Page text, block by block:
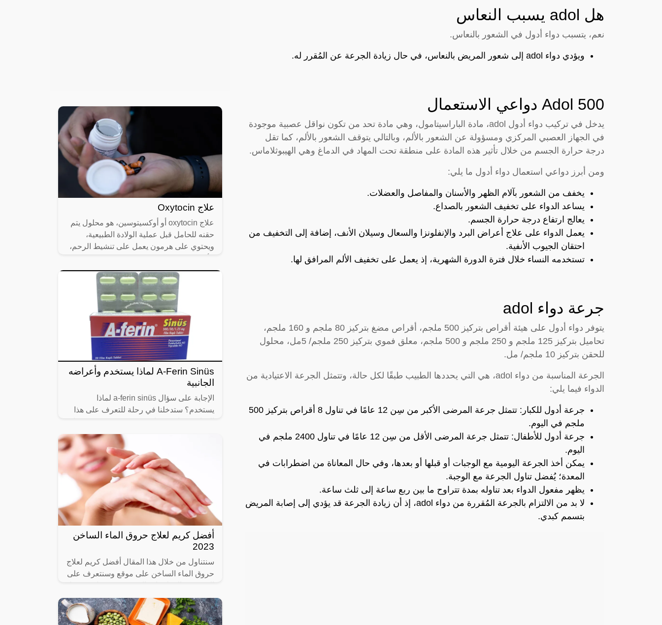
هل adol يسبب النعاس
نعم، يتسبب دواء أدول في الشعور بالنعاس.
ويؤدي دواء adol إلى شعور المريض بالنعاس، في حال زيادة الجرعة عن المُقرر له.
Adol 500 دواعي الاستعمال
يدخل في تركيب دواء أدول adol، مادة الباراسيتامول، وهي مادة تحد من تكون نواقل عصبية موجودة
في الجهاز العصبي المركزي ومسؤولة عن الشعور بالألم، وبالتالي يتوقف الشعور بالألم، كما تقل
درجة حرارة الجسم من خلال تأثير هذه المادة على منطقة تحت المهاد في الدماغ وهي الهيبوثلاماس.
ومن أبرز دواعي استعمال دواء أدول ما يلي:
يخفف من الشعور بآلام الظهر والأسنان والمفاصل والعضلات.
يساعد الدواء على تخفيف الشعور بالصداع.
يعالج ارتفاع درجة حرارة الجسم.
يعمل الدواء على علاج أعراض البرد والإنفلونزا والسعال وسيلان الأنف، إضافة إلى التخفيف من
احتقان الجيوب الأنفية.
تستخدمه النساء خلال فترة الدورة الشهرية، إذ يعمل على تخفيف الألم المرافق لها.
جرعة دواء adol
يتوفر دواء أدول على هيئة أقراص بتركيز 500 ملجم، أقراص مضغ بتركيز 80 ملجم و 160 ملجم،
تحاميل بتركيز 125 ملجم و 250 ملجم و 500 ملجم، معلق فموي بتركيز 250 ملجم/ 5مل، محلول
للحقن بتركيز 10 ملجم/ مل.
الجرعة المناسبة من دواء adol، هي التي يحددها الطبيب طبقًا لكل حالة، وتتمثل الجرعة الاعتيادية من
الدواء فيما يلي:
جرعة أدول للكبار: تتمثل جرعة المرضى الأكبر من سِن 12 عامًا في تناول 8 أقراص بتركيز 500
ملجم في اليوم.
جرعة أدول للأطفال: تتمثل جرعة المرضى الأقل من سِن 12 عامًا في تناول 2400 ملجم في
اليوم.
يمكن أخذ الجرعة اليومية مع الوجبات أو قبلها أو بعدها، وفي حال المعاناة من اضطرابات في
المعدة؛ يُفضل تناول الجرعة مع الوجبة.
يظهر مفعول الدواء بعد تناوله بمدة تتراوح ما بين ربع ساعة إلى ثلث ساعة.
لا بد من الالتزام بالجرعة المُقررة من دواء adol، إذ أن زيادة الجرعة قد يؤدي إلى إصابة المريض
بتسمم كبدي.
علاج Oxytocin
علاج oxytocin أو أوكسيتوسين، هو محلول يتم
حقنه للحامل قبل عملية الولادة الطبيعية،
ويحتوي على هرمون يعمل على تنشيط الرحم،
A-Ferin Sinüs لماذا يستخدم وأعراضه
الجانبية
الإجابة على سؤال a-ferin sinüs لماذا
يستخدم؟ ستدخلنا في رحلة للتعرف على هذا
حالات تضخم البروستاتا للرجال، كما يتم
أفضل كريم لعلاج حروق الماء الساخن
2023
سنتناول من خلال هذا المقال أفضل كريم لعلاج
حروق الماء الساخن على موقع وسنتعرف على
كريم من أنواع الكريمات التي تعمل